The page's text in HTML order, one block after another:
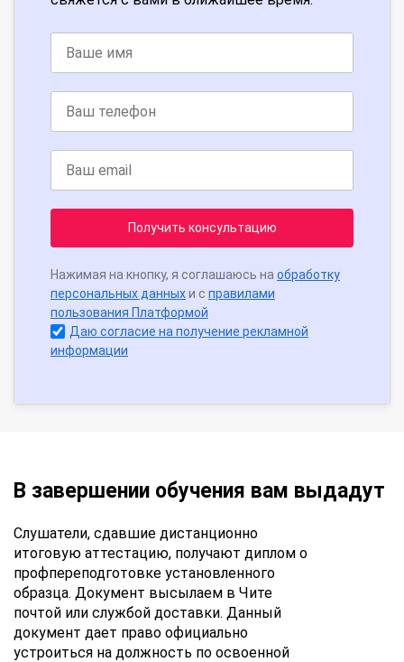
Получить консультацию
Нажимая на кнопку, я соглашаюсь на обработку
персональных данныхи с правилами
пользования Платформой
Даю согласие на получение рекламной
информации
В завершении обучения вам выдадут
Слушатели, сдавшие дистанционно
итоговую аттестацию, получают диплом о
профпереподготовке установленного
образца. Документ высылаем в Чите
почтой или службой доставки. Данный
документ дает право официально
устроиться на должность по освоенной